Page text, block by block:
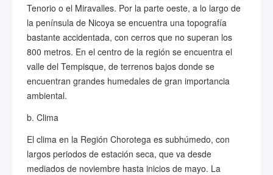
Tenorio o el Miravalles. Por la parte oeste, a lo largo de
la península de Nicoya se encuentra una topografía
bastante accidentada, con cerros que no superan los
800 metros. En el centro de la región se encuentra el
valle del Tempisque, de terrenos bajos donde se
encuentran grandes humedales de gran importancia
ambiental.
b. Clima
El clima en la Región Chorotega es subhúmedo, con
largos periodos de estación seca, que va desde
mediados de noviembre hasta inicios de mayo. La